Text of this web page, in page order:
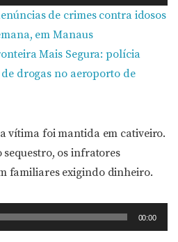
de crimes contra idosos
em Manaus
Mais Segura: polícia
drogas no aeroporto de
vítima foi mantida em cativeiro.
sequestro, os infratores
familiares exigindo dinheiro.
00:00